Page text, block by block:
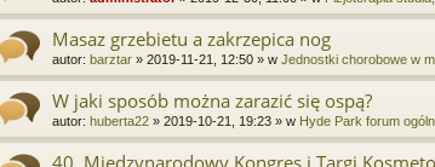
Masaz grzebietu a zakrzepica nog
autor: barztar » 2019-11-21, 12:50 » w Jednostki chorobowe w
W jaki sposób można zarazić się ospą?
autor: huberta22 » 2019-10-21, 19:23 » w Hyde Park forum